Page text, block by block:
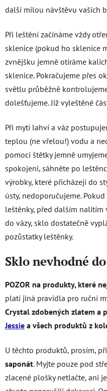
další milou návštěvu vašich
Při leštění začínáme vždy
sklenice (pokud ho sklenice
zvnějšku jemně otíráme
sklenice. Pokračujeme přes
světlu průběžně
dolešťujeme. Již vyleštěné
Při mytí lahví a váz
teplou (ne vřelou!) vodu a
pomocí štětky jemně
spokojeni, sáhněte po
výrobky, které přicházejí do
ústy, nedoporučujeme.
leštěnky, před dalším nalitím
do vázy, sklo dostatečně
pozůstatky leštěnky.
Sklo nevhodné
POZOR na produkty, které
platí jiná pravidla pro ruční
Crystal zdobených zlatem a
Jessie a všech produktů z
U těchto produktů, prosím,
saponát. Myjte pouze pod
zlacené plošky netlačte, ani